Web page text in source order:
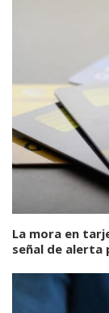
La mora en
señal de alerta